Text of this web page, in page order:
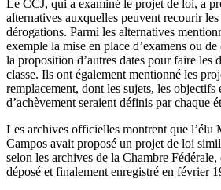
Le CCJ, qui a examiné le projet de loi, a
alternatives auxquelles peuvent recourir
dérogations. Parmi les alternatives
exemple la mise en place d’examens ou
la proposition d’autres dates pour faire les
classe. Ils ont également mentionné les
remplacement, dont les sujets, les objectifs
d’achèvement seraient définis par chaque
Les archives officielles montrent que l’élu
Campos avait proposé un projet de loi
selon les archives de la Chambre
déposé et finalement enregistré en février